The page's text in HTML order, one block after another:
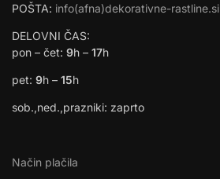
POŠTA: info(afna)dekorativne-rastline.si
DELOVNI ČAS:
pon – čet: 9h – 17h
pet: 9h – 15h
sob.,ned.,prazniki: zaprto
Način plačila